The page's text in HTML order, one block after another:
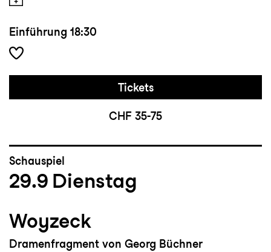
Einführung 18:30
Tickets
CHF 35-75
Schauspiel
29.9 Dienstag
Woyzeck
Dramenfragment von Georg Büchner